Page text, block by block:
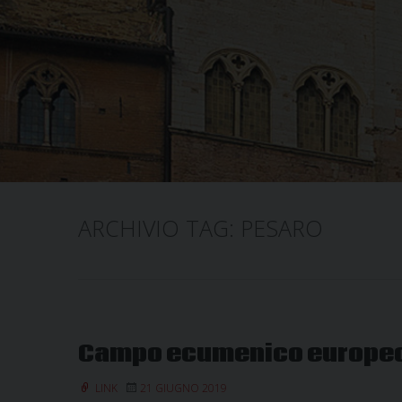
Campo ecumenico
LINK 21 GIUGNO 2019